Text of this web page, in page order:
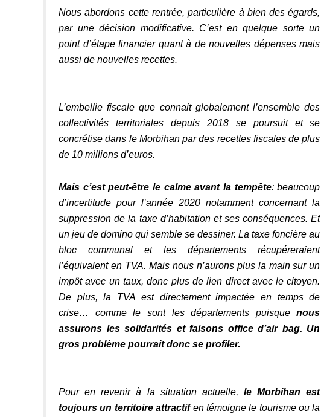
Nous abordons cette rentrée, particulière à bien des égards,
par une décision modificative. C’est en quelque sorte un
point d’étape financier quant à de nouvelles dépenses mais
aussi de nouvelles recettes.
L’embellie fiscale que connait globalement l’ensemble des
collectivités territoriales depuis 2018 se poursuit et se
concrétise dans le Morbihan par des recettes fiscales de plus
de 10 millions d’euros.
Mais c’est peut-être le calme avant la tempête: beaucoup
d’incertitude pour l’année 2020 notamment concernant la
suppression de la taxe d’habitation et ses conséquences. Et
un jeu de domino qui semble se dessiner. La taxe foncière au
bloc communal et les départements récupéreraient
l’équivalent en TVA. Mais nous n’aurons plus la main sur un
impôt avec un taux, donc plus de lien direct avec le citoyen.
De plus, la TVA est directement impactée en temps de
crise… comme le sont les départements puisquenous
assurons les solidarités et faisons office d’air bag. Un
gros problème pourrait donc se profiler.
Pour en revenir à la situation actuelle,le Morbihan est
toujours un territoire attractifen témoigne le tourisme ou la